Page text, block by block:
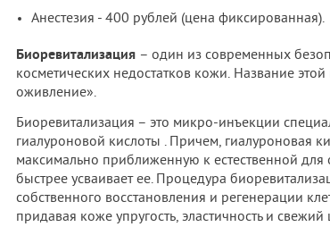
Анестезия - 400 рублей (цена фиксированная).
Биоревитализация – один из современных
косметических недостатков кожи. Название
оживление».
Биоревитализация – это микро-инъекции
гиалуроновой кислоты . Причем, гиалуроновая
максимально приближенную к естественной
быстрее усваивает ее. Процедура
собственного восстановления и регенерации
придавая коже упругость, эластичность и